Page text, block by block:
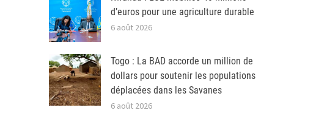
d’euros pour une agriculture durable
6 août 2026
Togo : La BAD accorde un million de
dollars pour soutenir les populations
déplacées dans les Savanes
6 août 2026